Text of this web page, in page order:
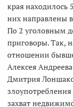
края находилось
них направлены
По 2 уголовным
приговоры. Так,
отношении
Алексея
Дмитрия
захват